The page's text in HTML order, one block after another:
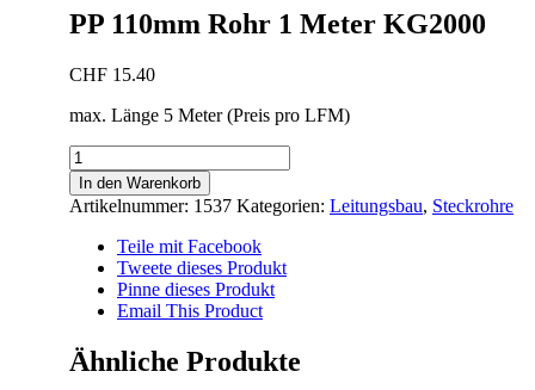
PP 110mm Rohr 1 Meter KG2000
CHF 15.40
max. Länge 5 Meter (Preis pro LFM)
PP
110mm
Rohr
1
Meter
KG2000
Menge
In den Warenkorb
Artikelnummer: 1537 Kategorien: Leitungsbau, Steckrohre
Teile mit Facebook
Tweete dieses Produkt
Pinne dieses Produkt
Email This Product
Ähnliche Produkte